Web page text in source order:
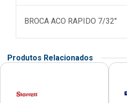
BROCA ACO RAPIDO 7/32"
Produtos Relacionados